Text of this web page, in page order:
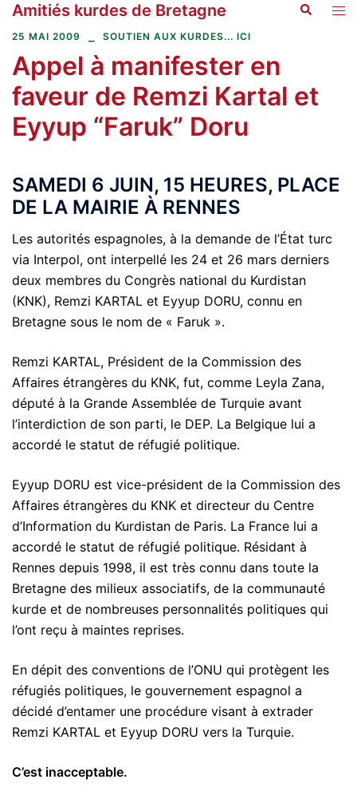
Aller
au
Amitiés kurdes de Bretagne
25 MAI 2009 SOUTIEN AUX KURDES... ICI
Appel à manifester en
faveur de Remzi Kartal et
Eyyup “Faruk” Doru
SAMEDI 6 JUIN, 15 HEURES, PLACE
DE LA MAIRIE À RENNES
Les autorités espagnoles, à la demande de l’État turc
via Interpol, ont interpellé les 24 et 26 mars derniers
deux membres du Congrès national du Kurdistan
(KNK), Remzi KARTAL et Eyyup DORU, connu en
Bretagne sous le nom de « Faruk ».
Remzi KARTAL, Président de la Commission des
Affaires étrangères du KNK, fut, comme Leyla Zana,
député à la Grande Assemblée de Turquie avant
l’interdiction de son parti, le DEP. La Belgique lui a
accordé le statut de réfugié politique.
Eyyup DORU est vice-président de la Commission des
Affaires étrangères du KNK et directeur du Centre
d’Information du Kurdistan de Paris. La France lui a
accordé le statut de réfugié politique. Résidant à
Rennes depuis 1998, il est très connu dans toute la
Bretagne des milieux associatifs, de la communauté
kurde et de nombreuses personnalités politiques qui
l’ont reçu à maintes reprises.
En dépit des conventions de l’ONU qui protègent les
réfugiés politiques, le gouvernement espagnol a
décidé d’entamer une procédure visant à extrader
Remzi KARTAL et Eyyup DORU vers la Turquie.
C’est inacceptable.